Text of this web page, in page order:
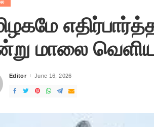
மாலை
Posted
Editor June 16, 2026